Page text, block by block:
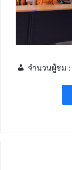
จำนวนผู้ชม :